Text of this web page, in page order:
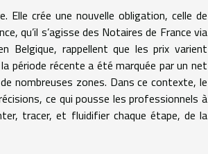
crée une nouvelle obligation, celle de
qu’il s’agisse des Notaires de France via
Belgique, rappellent que les prix varient
période récente a été marquée par un net
nombreuses zones. Dans ce contexte, le
ce qui pousse les professionnels à
tracer, et fluidifier chaque étape, de la